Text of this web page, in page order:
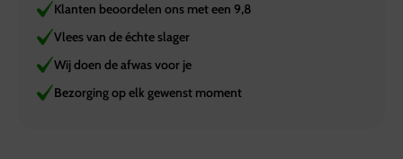
Klanten beoordelen ons met een 9,8
Vlees van de échte slager
Wij doen de afwas voor je
Bezorging op elk gewenst moment